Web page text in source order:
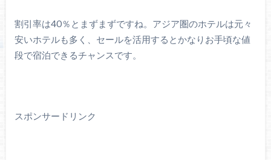
割引率は40％とまずまずですね。アジア圏のホテルは元々
安いホテルも多く、セールを活用するとかなりお手頃な値
段で宿泊できるチャンスです。
スポンサードリンク